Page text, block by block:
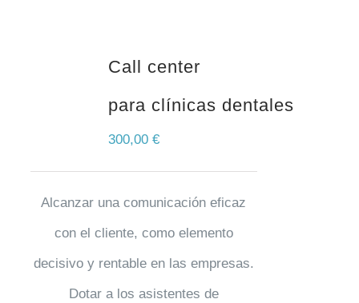
Call center
para clínicas dentales
300,00 €
Alcanzar una comunicación eficaz
con el cliente, como elemento
decisivo y rentable en las empresas.
Dotar a los asistentes de